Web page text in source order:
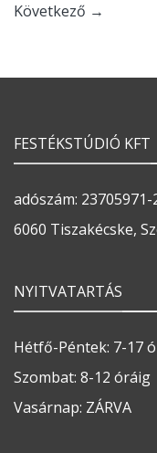
Következő →
FESTÉKSTÚDIÓ KFT
adószám: 23705971-
6060 Tiszakécske,
NYITVATARTÁS
Hétfő-Péntek: 7-17
Szombat: 8-12 óráig
Vasárnap: ZÁRVA